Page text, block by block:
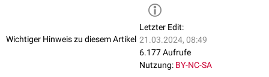
Wichtiger Hinweis zu diesem Artikel
Letzter Edit:
21.03.2024, 08:49
6.177 Aufrufe
Nutzung: BY-NC-SA